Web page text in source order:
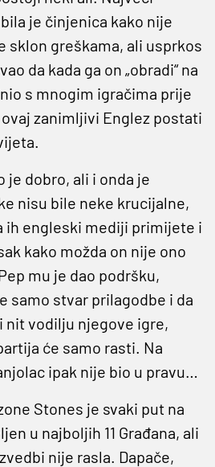
je činjenica kako nije
sklon greškama, ali usprkos
da kada ga on „obradi“ na
s mnogim igračima prije
zanimljivi Englez postati
je dobro, ali i onda je
nisu bile neke krucijalne,
ih engleski mediji primijete i
kako možda on nije ono
mu je dao podršku,
samo stvar prilagodbe i da
nit vodilju njegove igre,
će samo rasti. Na
ipak nije bio u pravu…
Stones je svaki put na
u najboljih 11 Građana, ali
nije rasla. Dapače,